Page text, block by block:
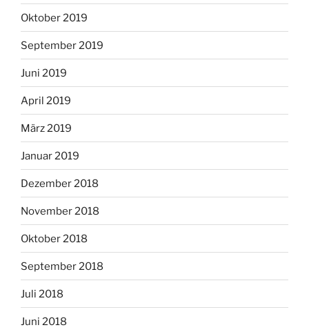
Oktober 2019
September 2019
Juni 2019
April 2019
März 2019
Januar 2019
Dezember 2018
November 2018
Oktober 2018
September 2018
Juli 2018
Juni 2018